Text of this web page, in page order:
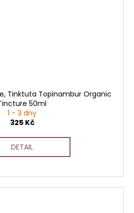
Tinktuta Topinambur Organic
50ml
1 - 3 dny
325 Kč
DETAIL